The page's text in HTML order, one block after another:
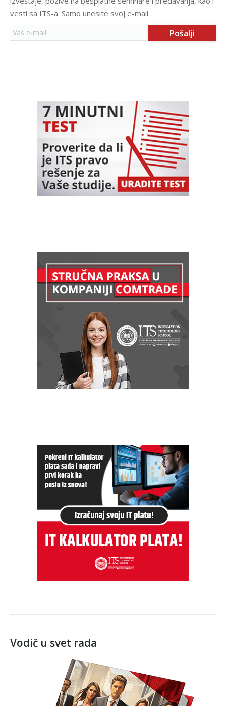
vesti sa ITS-a. Samo unesite svoj e-mail.
Vodič u svet rada